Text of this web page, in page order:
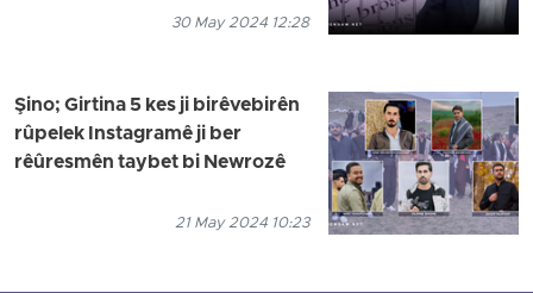
30 May 2024 12:28
Şino; Girtina 5 kes ji birêvebirên
rûpelek Instagramê ji ber
rêûresmên taybet bi Newrozê
21 May 2024 10:23